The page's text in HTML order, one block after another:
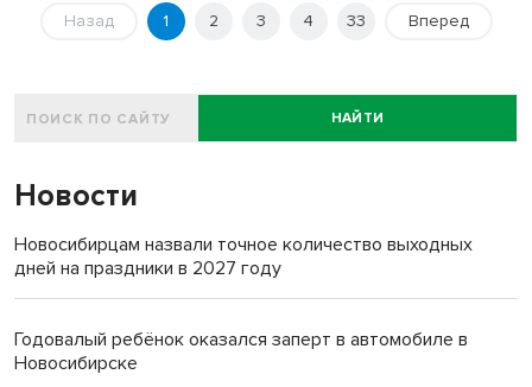
Назад 1 2 3 4 33 Вперед
НАЙТИ
Новости
Новосибирцам назвали точное количество выходных
дней на праздники в 2027 году
Годовалый ребёнок оказался заперт в автомобиле в
Новосибирске